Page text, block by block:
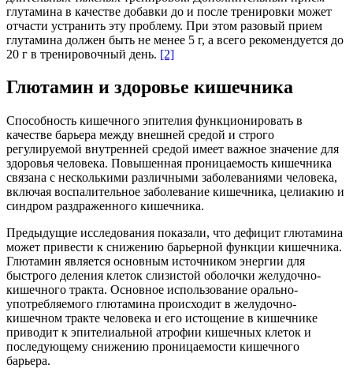
глутамина в качестве добавки до и после тренировки может
отчасти устранить эту проблему. При этом разовый прием
глутамина должен быть не менее 5 г, а всего рекомендуется до
20 г в тренировочный день. [2]
Глютамин и здоровье кишечника
Способность кишечного эпителия функционировать в
качестве барьера между внешней средой и строго
регулируемой внутренней средой имеет важное значение для
здоровья человека. Повышенная проницаемость кишечника
связана с несколькими различными заболеваниями человека,
включая воспалительное заболевание кишечника, целиакию и
синдром раздраженного кишечника.
Предыдущие исследования показали, что дефицит глютамина
может привести к снижению барьерной функции кишечника.
Глютамин является основным источником энергии для
быстрого деления клеток слизистой оболочки желудочно-
кишечного тракта. Основное использование орально-
употребляемого глютамина происходит в желудочно-
кишечном тракте человека и его истощение в кишечнике
приводит к эпителиальной атрофии кишечных клеток и
последующему снижению проницаемости кишечного
барьера.